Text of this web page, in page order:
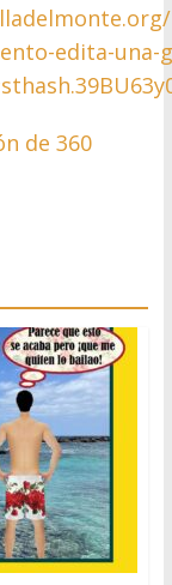
edita-una-
de 360